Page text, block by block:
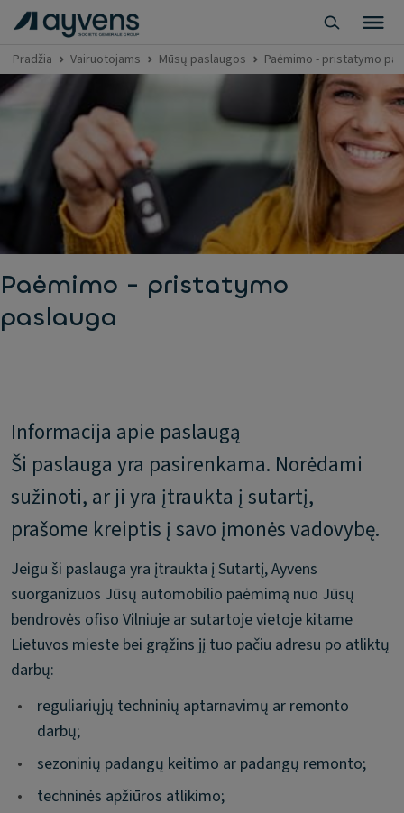
Pradžia Vairuotojams Mūsų paslaugos Paėmimo - pristatymo
Paėmimo - pristatymo
paslauga
Informacija apie paslaugą
Ši paslauga yra pasirenkama. Norėdami
sužinoti, ar ji yra įtraukta į sutartį,
prašome kreiptis į savo įmonės vadovybę.
Jeigu ši paslauga yra įtraukta į Sutartį, Ayvens
suorganizuos Jūsų automobilio paėmimą nuo Jūsų
bendrovės ofiso Vilniuje ar sutartoje vietoje kitame
Lietuvos mieste bei grąžins jį tuo pačiu adresu po atliktų
darbų:
•
reguliariųjų techninių aptarnavimų ar remonto
darbų;
•
sezoninių padangų keitimo ar padangų remonto;
•
techninės apžiūros atlikimo;